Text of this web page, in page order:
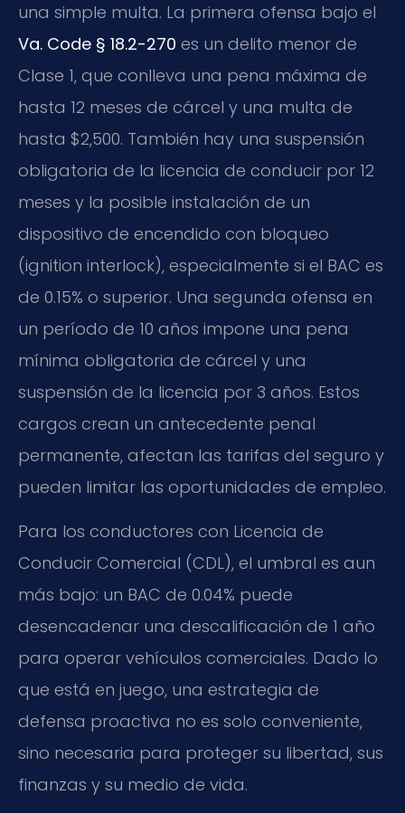
una simple multa. La primera ofensa bajo el
Va. Code § 18.2-270 es un delito menor de
Clase 1, que conlleva una pena máxima de
hasta 12 meses de cárcel y una multa de
hasta $2,500. También hay una suspensión
obligatoria de la licencia de conducir por 12
meses y la posible instalación de un
dispositivo de encendido con bloqueo
(ignition interlock), especialmente si el BAC es
de 0.15% o superior. Una segunda ofensa en
un período de 10 años impone una pena
mínima obligatoria de cárcel y una
suspensión de la licencia por 3 años. Estos
cargos crean un antecedente penal
permanente, afectan las tarifas del seguro y
pueden limitar las oportunidades de empleo.
Para los conductores con Licencia de
Conducir Comercial (CDL), el umbral es aun
más bajo: un BAC de 0.04% puede
desencadenar una descalificación de 1 año
para operar vehículos comerciales. Dado lo
que está en juego, una estrategia de
defensa proactiva no es solo conveniente,
sino necesaria para proteger su libertad, sus
finanzas y su medio de vida.